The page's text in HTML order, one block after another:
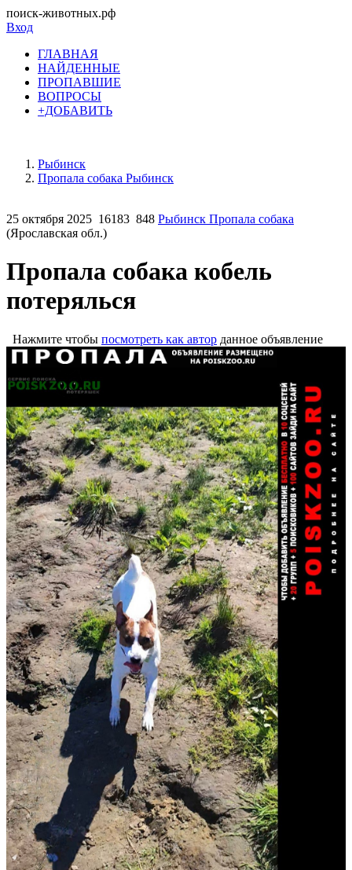
поиск-животных.рф
Вход
ГЛАВНАЯ
НАЙДЕННЫЕ
ПРОПАВШИЕ
ВОПРОСЫ
+ДОБАВИТЬ
Рыбинск
Пропала собака Рыбинск
25 октября 2025 16183 848 Рыбинск Пропала собака
(Ярославская обл.)
Пропала собака кобель
потерялься
Нажмите чтобы посмотреть как автор данное объявление